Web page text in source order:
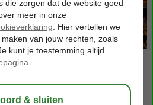
in koningsstad Marrakech; schatkist
Ontdek deze sprookjesachtige stad